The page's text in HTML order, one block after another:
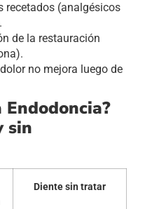
recetados (analgésicos
de la restauración
no mejora luego de
Endodoncia?
sin
Diente sin tratar